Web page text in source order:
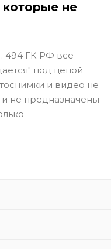
которые не
494 ГК РФ все
под ценой
и видео не
не предназначены